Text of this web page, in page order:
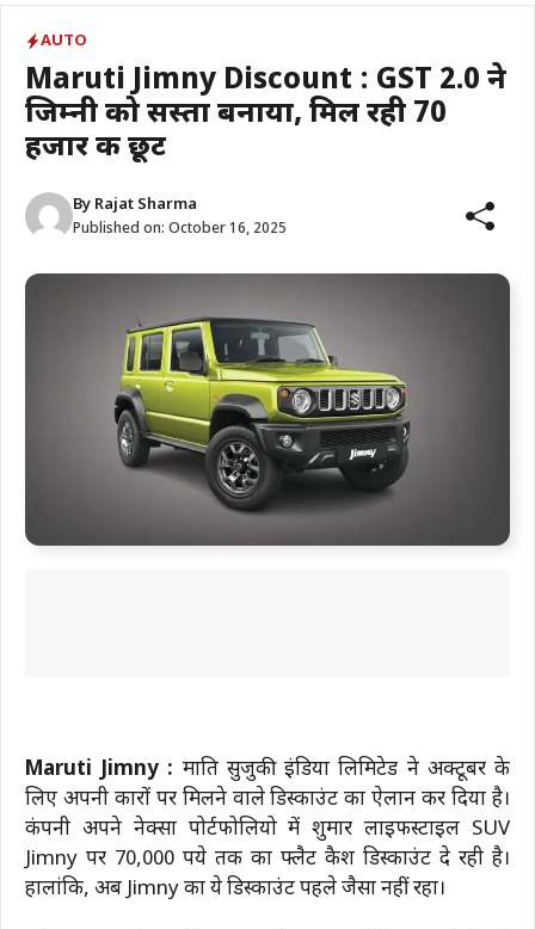
AUTO
Maruti Jimny Discount : GST 2.0 ने
जिम्नी को सस्ता बनाया, मिल रही 70
हजार की छूट
By Rajat Sharma
Published on: October 16, 2025
Maruti Jimny : मारुति सुजुकी इंडिया लिमिटेड ने अक्टूबर के
लिए अपनी कारों पर मिलने वाले डिस्काउंट का ऐलान कर दिया है।
कंपनी अपने नेक्सा पोर्टफोलियो में शुमार लाइफस्टाइल SUV
Jimny पर 70,000 रुपये तक का फ्लैट कैश डिस्काउंट दे रही है।
हालांकि, अब Jimny का ये डिस्काउंट पहले जैसा नहीं रहा।